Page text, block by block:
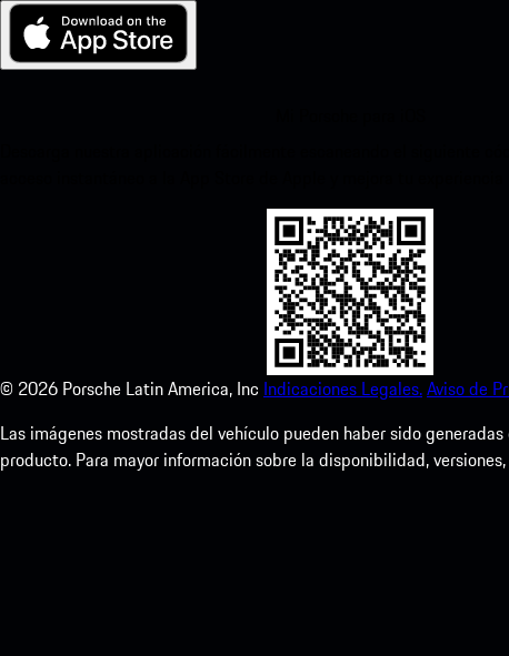
© 2026 Porsche Latin America, Inc Indicaciones Legales.Aviso de
Las imágenes mostradas del vehículo pueden haber sido
producto. Para mayor información sobre la disponibilidad,